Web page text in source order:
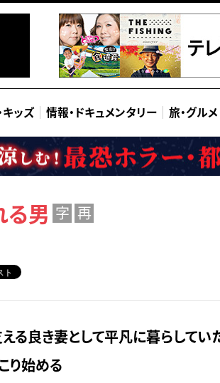
キッズ 情報・ ドキュメンタリー 旅・グルメ
る男 字 再
良き妻として平凡に暮らしてい
り始める